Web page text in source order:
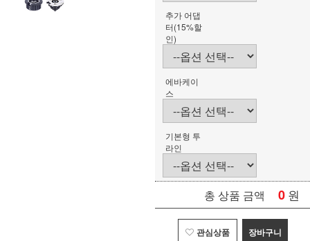
추가 어댑
터(15%할
인)
에바케이
스
기본형 투
라인
총 상품 금액 0 원
관심상품 장바구니